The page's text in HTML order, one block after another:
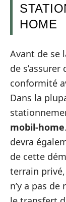
HOME
Avant de se
de s’assurer
conformité
Dans la
mobil-home
devra
de cette
terrain privé,
n’y a pas